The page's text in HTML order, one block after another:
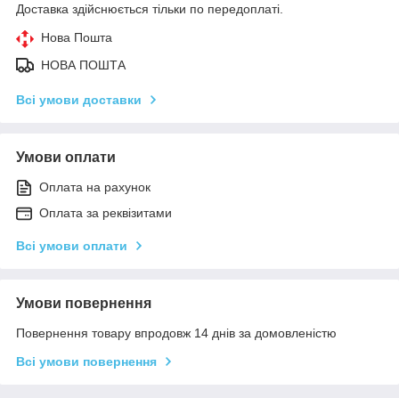
Доставка здійснюється тільки по передоплаті.
Нова Пошта
НОВА ПОШТА
Всі умови доставки
Умови оплати
Оплата на рахунок
Оплата за реквізитами
Всі умови оплати
Умови повернення
Повернення товару впродовж 14 днів за домовленістю
Всі умови повернення